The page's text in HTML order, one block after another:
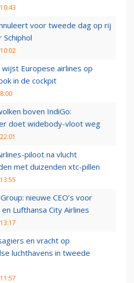
voor tweede dag op rij
Schiphol
wijst Europese airlines op
in de cockpit
boven IndiGo:
doet widebody-vloot weg
piloot na vlucht
met duizenden xtc-pillen
nieuwe CEO’s voor
Lufthansa City Airlines
en vracht op
luchthavens in tweede